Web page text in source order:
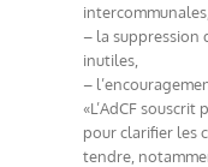
intercommunales,
– la suppression
inutiles,
–
«L’AdCF
pour clarifier les
tendre,